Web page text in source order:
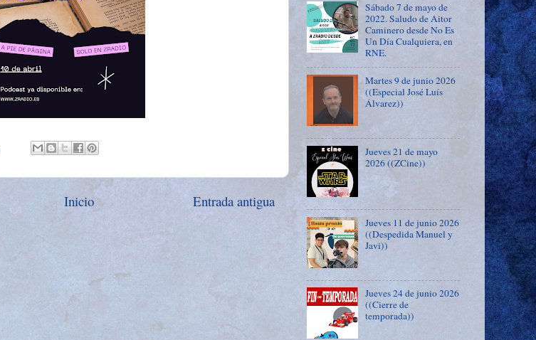
Entrada antigua
Inicio
Sábado 7 de mayo de
2022. Saludo de Aitor
Caminero desde No Es
Un Día Cualquiera, en
RNE.
Martes 9 de junio 2026
((Especial José Luís
Álvarez))
Jueves 21 de mayo
2026 ((ZCine))
Jueves 11 de junio 2026
((Despedida Manuel y
Javi))
Jueves 24 de junio 2026
((Cierre de
temporada))